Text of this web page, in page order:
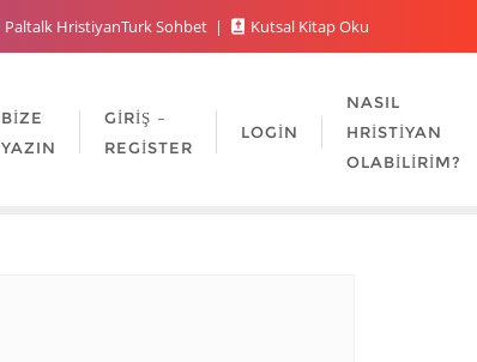
Paltalk HristiyanTurk Sohbet Kutsal Kitap Oku
BIZE
YAZIN
GIRIŞ –
REGISTER
LOGIN
NASIL
HRISTIYAN
OLABILIRIM?